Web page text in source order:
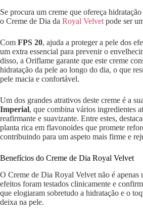
Se procura um creme que ofereça
o Creme de Dia da Royal Velvet pode ser
Com FPS 20, ajuda a proteger a pele dos
um extra essencial para prevenir o
disso, a Oriflame garante que este creme
hidratação da pele ao longo do dia, o que
pele macia e confortável.
Um dos grandes atrativos deste creme é a sua
Imperial, que combina vários ingredientes
reafirmante e suavizante. Entre estes,
planta rica em flavonoides que promete
contribuindo para um aspeto mais firme e
Benefícios do Creme de Dia Royal Velvet
O Creme de Dia Royal Velvet não é apenas
efeitos foram testados clinicamente e
que elogiaram sobretudo a hidratação e o
deixa na pele.